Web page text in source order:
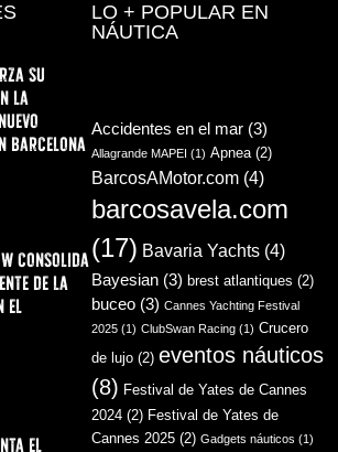
su
la
Barcelona
consolida
de la
el
el
LO + POPULAR EN
NÁUTICA
Accidentes en el mar (3)
Allagrande MAPEI (1) Apnea(2)
BarcosAMotor.com (4)
barcosavela.com
(17) Bavaria Yachts (4)
Bayesian (3) brest atlantiques (2)
buceo (3) Cannes Yachting Festival
2025 (1) ClubSwan Racing (1) Crucero
de lujo (2) eventos náuticos
(8) Festival de Yates de Cannes
2024 (2) Festival de Yates de
Cannes 2025 (2) Gadgets náuticos (1)